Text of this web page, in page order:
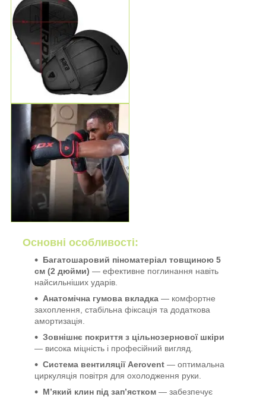
Основні особливості:
Багатошаровий піноматеріал товщиною 5
см (2 дюйми) — ефективне поглинання навіть
найсильніших ударів.
Анатомічна гумова вкладка — комфортне
захоплення, стабільна фіксація та додаткова
амортизація.
Зовнішнє покриття з цільнозернової шкіри
— висока міцність і професійний вигляд.
Система вентиляції Aerovent — оптимальна
циркуляція повітря для охолодження руки.
М’який клин під зап’ястком — забезпечує